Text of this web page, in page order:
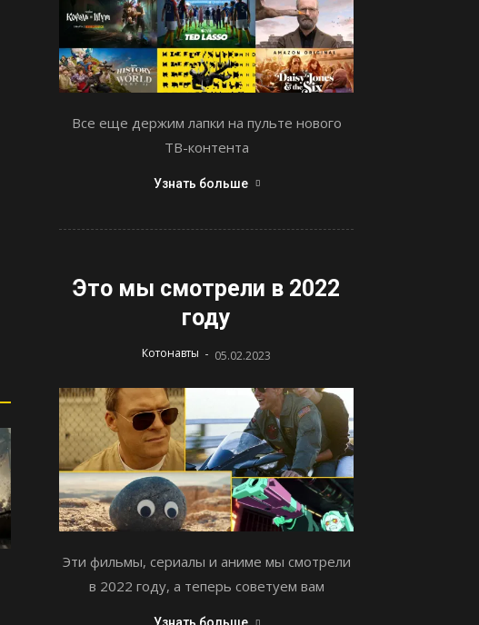
Все еще держим лапки на пульте нового
ТВ-контента
Узнать больше
Это мы смотрели в 2022
году
Котонавты - 05.02.2023
Эти фильмы, сериалы и аниме мы смотрели
в 2022 году, а теперь советуем вам